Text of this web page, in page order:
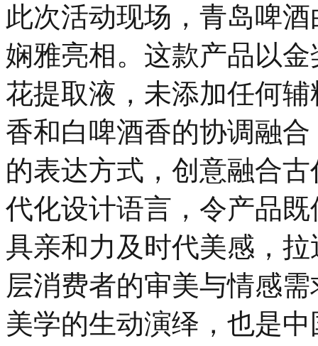
此次活动现场，青岛啤
娴雅亮相。这款产品以
花提取液，未添加任何
香和白啤酒香的协调融
的表达方式，创意融合
代化设计语言，令产品
具亲和力及时代美感，
层消费者的审美与情感
美学的生动演绎，也是